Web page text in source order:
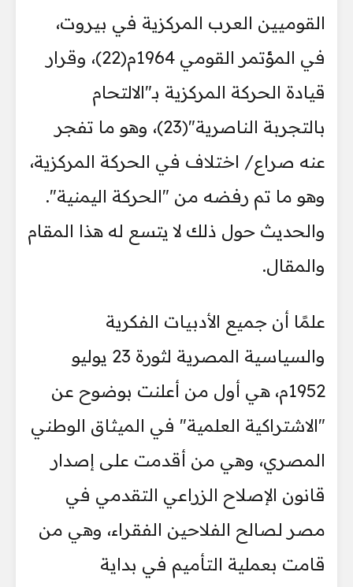
القوميين العرب المركزية في بيروت،
في المؤتمر القومي 1964م(22)، وقرار
قيادة الحركة المركزية بـ"الالتحام
بالتجربة الناصرية"(23)، وهو ما تفجر
عنه صراع/ اختلاف في الحركة المركزية،
وهو ما تم رفضه من "الحركة اليمنية".
والحديث حول ذلك لا يتسع له هذا المقام
والمقال.
علمًا أن جميع الأدبيات الفكرية
والسياسية المصرية لثورة 23 يوليو
1952م، هي أول من أعلنت بوضوح عن
"الاشتراكية العلمية" في الميثاق الوطني
المصري، وهي من أقدمت على إصدار
قانون الإصلاح الزراعي التقدمي في
مصر لصالح الفلاحين الفقراء، وهي من
قامت بعملية التأميم في بداية